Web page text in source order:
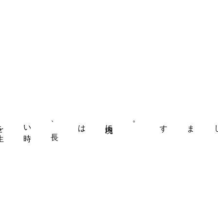
をもたらします。
境内には、
長
い
時
を
生
きる
大銀杏